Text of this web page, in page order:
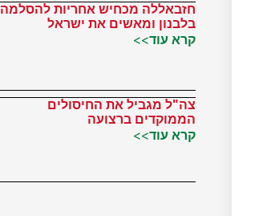
חזבאללה מכחיש אחריות להסלמה
בלבנון ומאשים את ישראל
קרא עוד>>
צה"ל מגביל את החיסולים
הממוקדים ברצועה
קרא עוד>>